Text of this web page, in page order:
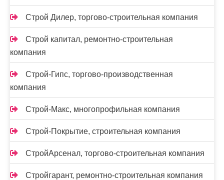
Строй Дилер, торгово-строительная компания
Строй капитал, ремонтно-строительная
компания
Строй-Гипс, торгово-производственная
компания
Строй-Макс, многопрофильная компания
Строй-Покрытие, строительная компания
СтройАрсенал, торгово-строительная компания
Стройгарант, ремонтно-строительная компания